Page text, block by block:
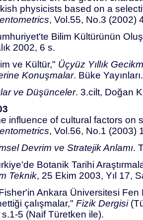
physicists based on a
, Vol.55, No.3 (2002)
Bilim Kültürünün
2002, 6 s.
ve Kültür," Üçyüz Yıllık
Konuşmalar. Büke
ve Düşünceler. 3.cilt, Doğan
influence of cultural factors on
, Vol.56, No.1 (2003)
Devrim ve Stratejik Anlamı.
Botanik Tarihi
Teknik, 25 Ekim 2003, Yıl 17,
Ankara Üniversitesi Fen
çalışmalar," Fizik Dergisi
s.1-5 (Naif Türetken ile).